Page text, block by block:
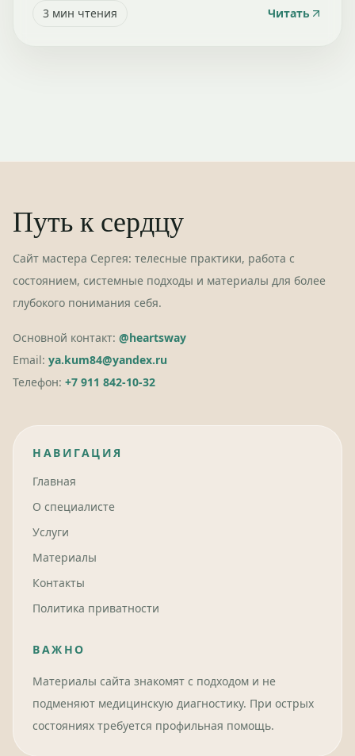
3 мин чтения Читать
Путь к сердцу
Сайт мастера Сергея: телесные практики, работа с
состоянием, системные подходы и материалы для более
глубокого понимания себя.
Основной контакт: @heartsway
Email: ya.kum84@yandex.ru
Телефон: +7 911 842-10-32
НАВИГАЦИЯ
Главная
О специалисте
Услуги
Материалы
Контакты
Политика приватности
ВАЖНО
Материалы сайта знакомят с подходом и не
подменяют медицинскую диагностику. При острых
состояниях требуется профильная помощь.